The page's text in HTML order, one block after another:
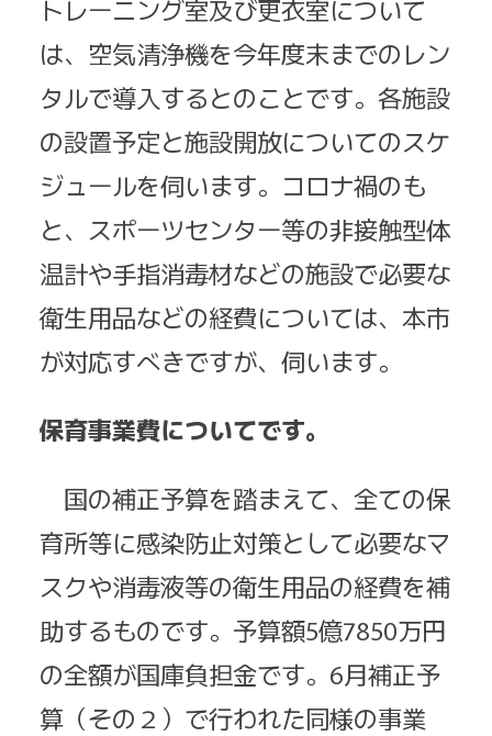
トレーニング室及び更衣室について
は、空気清浄機を今年度末までのレン
タルで導入するとのことです。各施設
の設置予定と施設開放についてのスケ
ジュールを伺います。コロナ禍のも
と、スポーツセンター等の非接触型体
温計や手指消毒材などの施設で必要な
衛生用品などの経費については、本市
が対応すべきですが、伺います。
保育事業費についてです。
国の補正予算を踏まえて、全ての保
育所等に感染防止対策として必要なマ
スクや消毒液等の衛生用品の経費を補
助するものです。予算額5億7850万円
の全額が国庫負担金です。6月補正予
算（その２）で行われた同様の事業